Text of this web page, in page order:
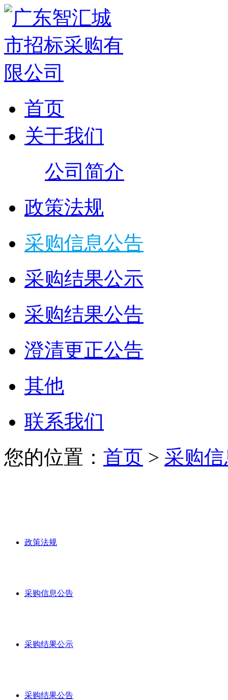
首页
关于我们
公司简介
政策法规
采购信息公告
采购结果公示
采购结果公告
澄清更正公告
其他
联系我们
您的位置： 首页 > 采购
政策法规
采购信息公告
采购结果公示
采购结果公告